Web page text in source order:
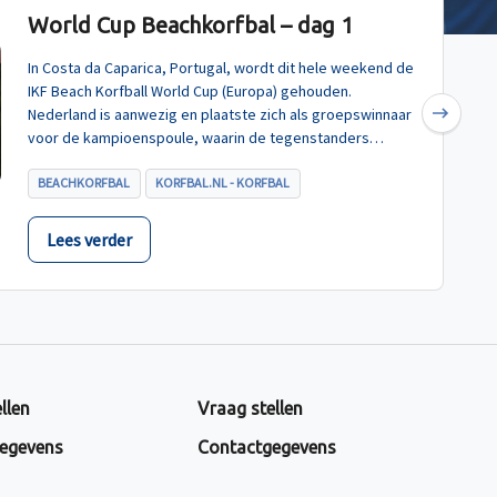
World Cup Beachkorfbal – dag 1
In Costa da Caparica, Portugal, wordt dit hele weekend de
IKF Beach Korfball World Cup (Europa) gehouden.
Nederland is aanwezig en plaatste zich als groepswinnaar
voor de kampioenspoule, waarin de tegenstanders
BEACHKORFBAL KORFBAL.NL - KORFBAL
Lees verder
Next
Vraag stellen
Contactgegevens